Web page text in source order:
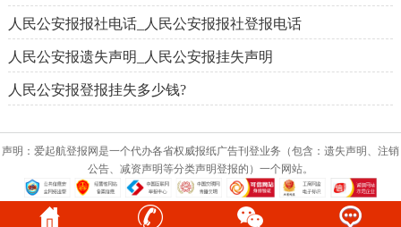
人民公安报报社电话_人民公安报报社登报电话
人民公安报遗失声明_人民公安报挂失声明
人民公安报登报挂失多少钱?
声明：爱起航登报网是一个代办各省权威报纸广告刊登业务（包含：遗失声明、注销
公告、减资声明等分类声明登报的）一个网站。